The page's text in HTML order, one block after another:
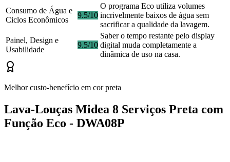
Consumo de Água e
Ciclos Econômicos
9.5/10
O programa Eco utiliza volumes
incrivelmente baixos de água sem
sacrificar a qualidade da lavagem.
Painel, Design e
Usabilidade
9.5/10
Saber o tempo restante pelo display
digital muda completamente a
dinâmica de uso na casa.
Melhor custo-benefício em cor preta
Lava-Louças Midea 8 Serviços Preta com
Função Eco - DWA08P